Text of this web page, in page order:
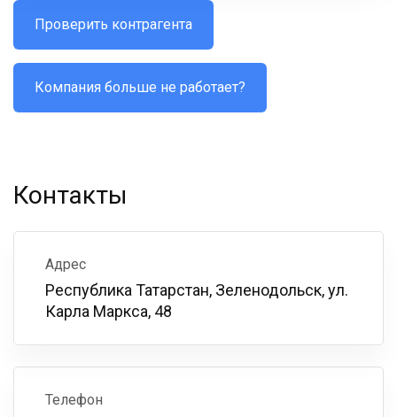
Проверить контрагента
Компания больше не работает?
Контакты
Адрес
Республика Татарстан, Зеленодольск, ул.
Карла Маркса, 48
Телефон